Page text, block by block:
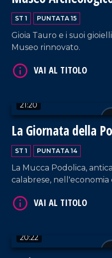
ST 1 PUNTATA 15
Gioia Tauro e i suoi
Museo rinnovato.
21:20
La Giornata della
ST 1 PUNTATA 14
La Mucca Podolica,
calabrese,
20:22
VAI AL TITOLO